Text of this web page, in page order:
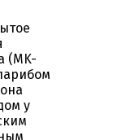
(MK-
у